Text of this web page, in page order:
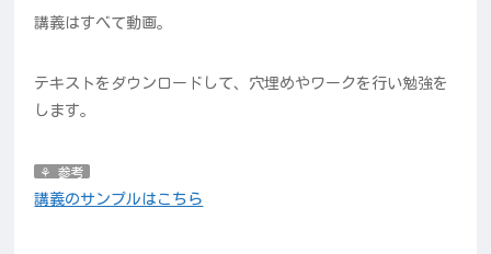
講義はすべて動画。
テキストをダウンロードして、穴埋めやワークを行い勉強を
します。
⚘ 参考
講義のサンプルはこちら